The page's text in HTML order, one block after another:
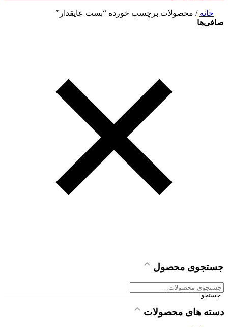
خانه / محصولات برچسب خورده “بست عایقدار”
صافی‌ها
جستجوی محصول
جستجو
برای:
جستجو
دسته های محصولات